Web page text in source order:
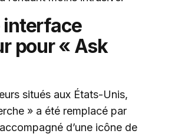
interface
pour « Ask
situés aux États-Unis,
» a été remplacé par
d’une icône de